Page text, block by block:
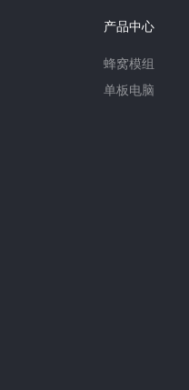
产品中心
蜂窝模组
单板电脑